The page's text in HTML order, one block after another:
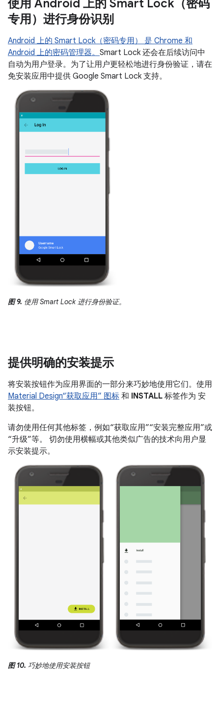
使用 Android 上的 Smart Lock（密码
专用）进行身份识别
Android 上的 Smart Lock（密码专用） 是 Chrome 和
Android 上的密码管理器。 Smart Lock 还会在后续访问中
自动为用户登录。为了让用户更轻松地进行身份验证，请在
免安装应用中提供 Google Smart Lock 支持。
图 9. 使用 Smart Lock 进行身份验证。
提供明确的安装提示
将安装按钮作为应用界面的一部分来巧妙地使用它们。使用
Material Design“获取应用” 图标 和 INSTALL 标签作为 安
装按钮。
请勿使用任何其他标签，例如“获取应用”“安装完整应用”或
“升级”等。 切勿使用横幅或其他类似广告的技术向用户显
示安装提示。
图 10. 巧妙地使用安装按钮